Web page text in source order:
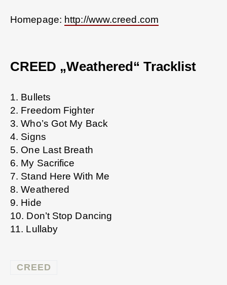
Homepage: http://www.creed.com
CREED „Weathered“ Tracklist
1. Bullets
2. Freedom Fighter
3. Who’s Got My Back
4. Signs
5. One Last Breath
6. My Sacrifice
7. Stand Here With Me
8. Weathered
9. Hide
10. Don’t Stop Dancing
11. Lullaby
CREED